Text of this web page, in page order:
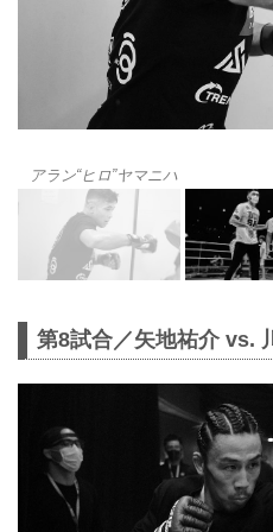
アラン“ヒロ”ヤマニハ
第8試合／矢地祐介 vs.